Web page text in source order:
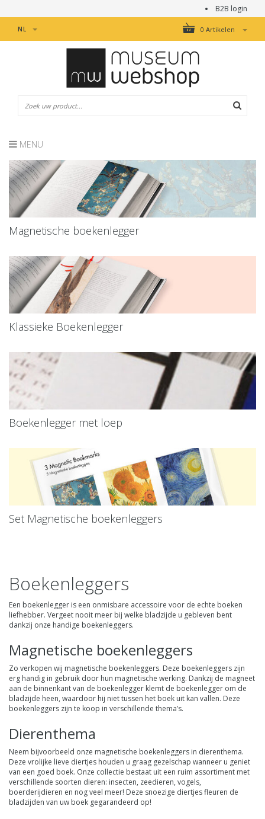
B2B login
0 Artikelen
NL
MENU
Magnetische boekenlegger
Klassieke Boekenlegger
Boekenlegger met loep
Set Magnetische boekenleggers
Boekenleggers
Een boekenlegger is een onmisbare accessoire voor de echte boeken
liefhebber. Vergeet nooit meer bij welke bladzijde u gebleven bent
dankzij onze handige boekenleggers.
Magnetische boekenleggers
Zo verkopen wij magnetische boekenleggers. Deze boekenleggers zijn
erg handig in gebruik door hun magnetische werking. Dankzij de magneet
aan de binnenkant van de boekenlegger klemt de boekenlegger om de
bladzijde heen, waardoor hij niet tussen het boek uit kan vallen. Deze
boekenleggers zijn te koop in verschillende thema’s.
Dierenthema
Neem bijvoorbeeld onze magnetische boekenleggers in dierenthema.
Deze vrolijke lieve diertjes houden u graag gezelschap wanneer u geniet
van een goed boek. Onze collectie bestaat uit een ruim assortiment met
verschillende soorten dieren: insecten, zeedieren, vogels,
boerderijdieren en nog veel meer! Deze snoezige diertjes fleuren de
bladzijden van uw boek gegarandeerd op!